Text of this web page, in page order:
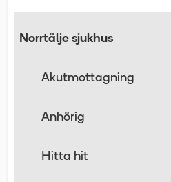
Norrtälje sjukhus
Akutmottagning
Anhörig
Hitta hit